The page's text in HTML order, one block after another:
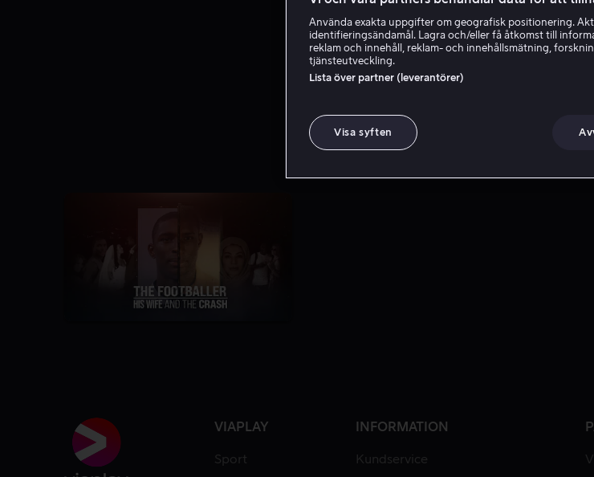
Emma
VIAPLAY
Sport
INFORMATION
Kundservice
Använda exakta uppgifter om geografisk positionering.
identifieringsändamål. Lagra och/eller få åtkomst till
reklam och innehåll, reklam- och innehållsmätning,
tjänsteutveckling.
Lista över partner (leverantörer)
Visa syften